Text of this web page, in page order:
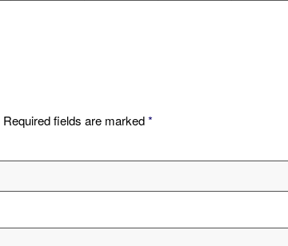
Required fields are marked*